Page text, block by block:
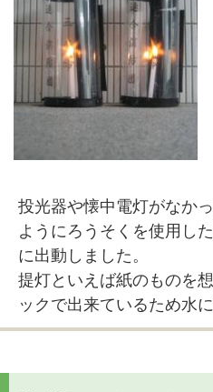
投光器や懐中電灯がなか
ようにろうそくを使用し
に出動しました。
提灯といえば紙のものを
ックで出来ているため水